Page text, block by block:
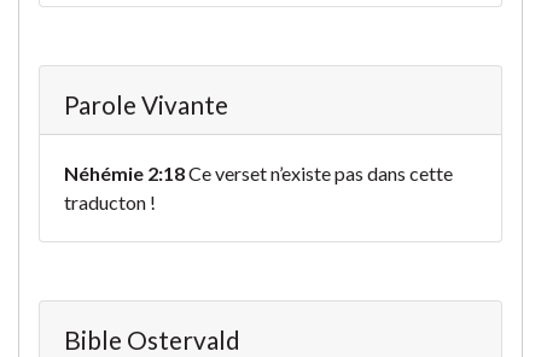
Parole Vivante
Néhémie 2:18Ce verset n’existe pas dans cette
traducton !
Bible Ostervald